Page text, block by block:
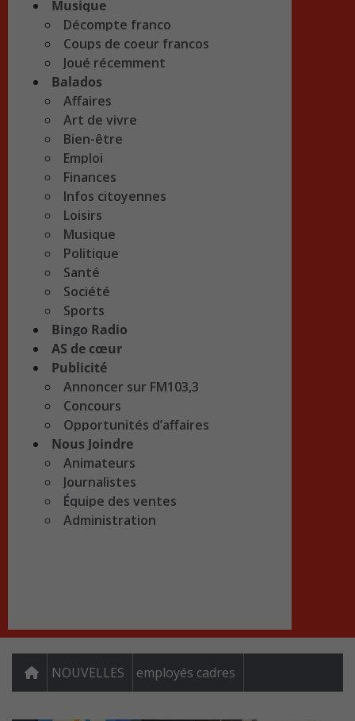
Musique
Décompte franco
Coups de coeur francos
Joué récemment
Balados
Affaires
Art de vivre
Bien-être
Emploi
Finances
Infos citoyennes
Loisirs
Musique
Politique
Santé
Société
Sports
Bingo Radio
AS de cœur
Publicité
Annoncer sur FM103,3
Concours
Opportunités d’affaires
Nous Joindre
Animateurs
Journalistes
Équipe des ventes
Administration
NOUVELLES employés cadres